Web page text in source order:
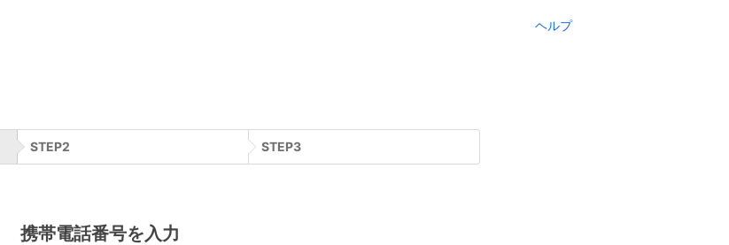
ヘルプ
STEP2 STEP3
携帯電話番号を入力